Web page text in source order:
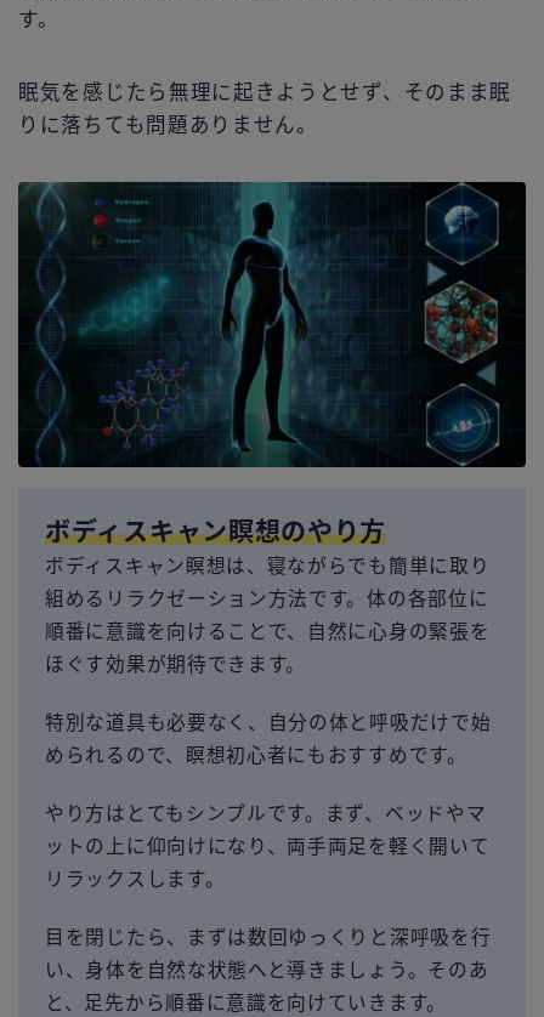
す。
眠気を感じたら無理に起きようとせず、そのまま眠
りに落ちても問題ありません。
ボディスキャン瞑想のやり方
ボディスキャン瞑想は、寝ながらでも簡単に取り
組めるリラクゼーション方法です。体の各部位に
順番に意識を向けることで、自然に心身の緊張を
ほぐす効果が期待できます。
特別な道具も必要なく、自分の体と呼吸だけで始
められるので、瞑想初心者にもおすすめです。
やり方はとてもシンプルです。まず、ベッドやマ
ットの上に仰向けになり、両手両足を軽く開いて
リラックスします。
目を閉じたら、まずは数回ゆっくりと深呼吸を行
い、身体を自然な状態へと導きましょう。そのあ
と、足先から順番に意識を向けていきます。